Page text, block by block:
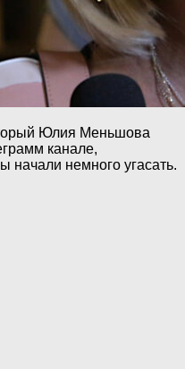
Юлия Меньшова
канале,
начали немного угасать.